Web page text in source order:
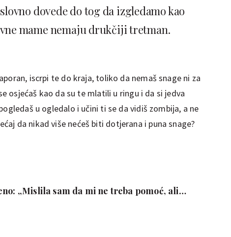
dovede do tog da izgledamo kao
mame nemaju drukčiji tretman.
iscrpi te do kraja, toliko da nemaš snage ni za
osjećaš kao da su te mlatili u ringu i da si jedva
u ogledalo i učini ti se da vidiš zombija, a ne
da nikad više nećeš biti dotjerana i puna snage?
„Mislila sam da mi ne treba pomoć, ali
drugačije…“